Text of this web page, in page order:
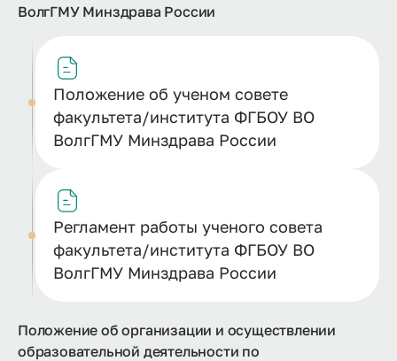
ВолгГМУ Минздрава России
Положение об ученом совете
факультета/института ФГБОУ ВО
ВолгГМУ Минздрава России
Регламент работы ученого совета
факультета/института ФГБОУ ВО
ВолгГМУ Минздрава России
Положение об организации и осуществлении
образовательной деятельности по